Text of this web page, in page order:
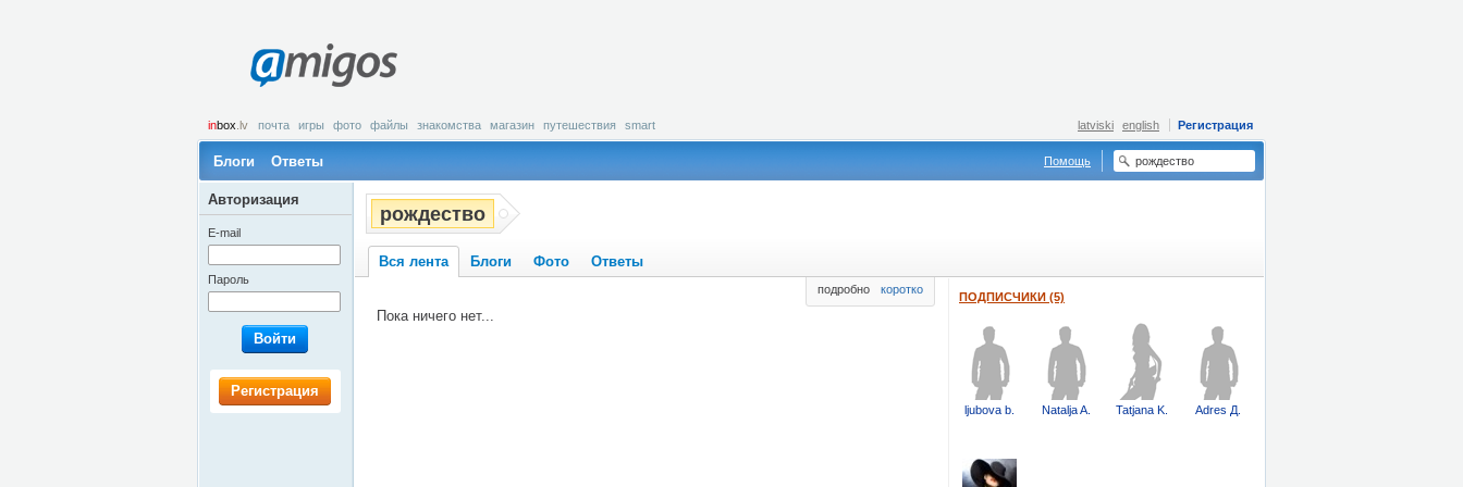
amigos
inbox .lv почта игры фото файлы знакомства магазин путешествия smart Регистрация
latviski english
Блоги Ответы Помощь
рождество
Вся лента Блоги Фото Ответы
подробно коротко
Пока ничего нет...
ПОДПИСЧИКИ (5)
ljubova b. Natalja A. Tatjana K. Adres Д.
Авторизация
E-mail
Пароль
Войти
Регистрация